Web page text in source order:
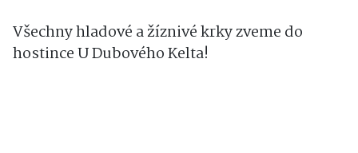
Všechny hladové a žíznivé krky zveme do
hostince U Dubového Kelta!